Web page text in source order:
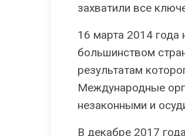
захватили все
16 марта 2014
большинством
результатам
Международные
незаконными и
В декабре 2017